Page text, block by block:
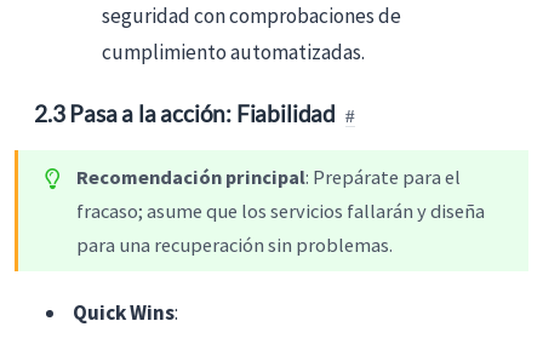
seguridad con comprobaciones de
cumplimiento automatizadas.
2.3 Pasa a la acción: Fiabilidad
Recomendación principal: Prepárate para el
fracaso; asume que los servicios fallarán y diseña
para una recuperación sin problemas.
Quick Wins: